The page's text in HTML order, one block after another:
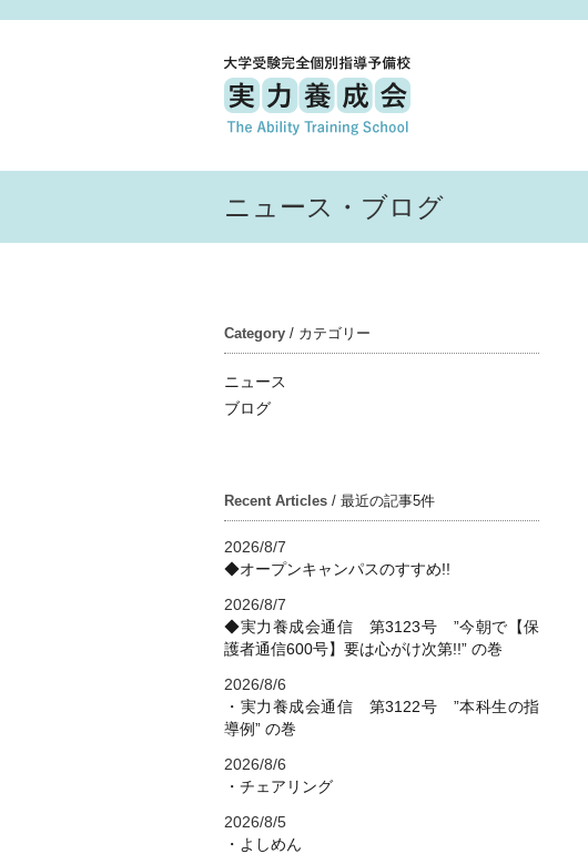
ニュース・ブログ
Category / カテゴリー
ニュース
ブログ
Recent Articles / 最近の記事5件
2026/8/7
◆オープンキャンパスのすすめ!!
2026/8/7
◆実力養成会通信 第3123号 ”今朝で【保
護者通信600号】要は心がけ次第!!” の巻
2026/8/6
・実力養成会通信 第3122号 ”本科生の指
導例” の巻
2026/8/6
・チェアリング
2026/8/5
・よしめん